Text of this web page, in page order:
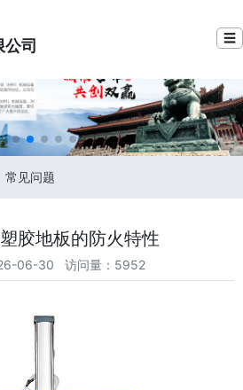
司 ☰
常见问题
胶地板的防火特性
06-30 访问量：5952